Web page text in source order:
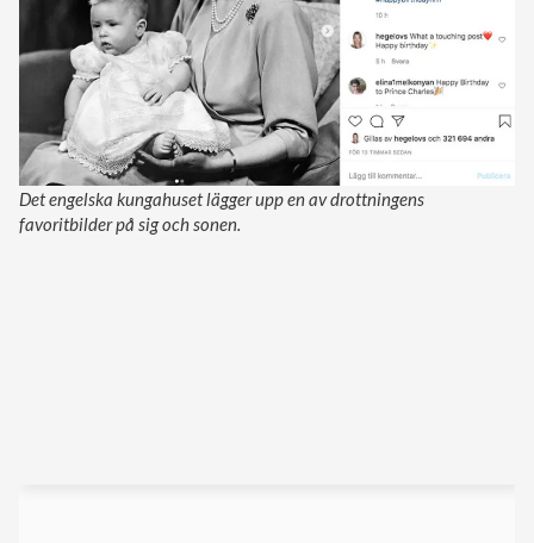
Det engelska kungahuset lägger upp en av drottningens
favoritbilder på sig och sonen.